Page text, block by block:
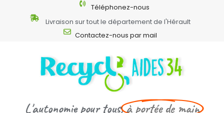
Téléphonez-nous
Livraison sur tout le département de l'Hérault
Contactez-nous par mail
L'autonomie pour tous,à portée de main